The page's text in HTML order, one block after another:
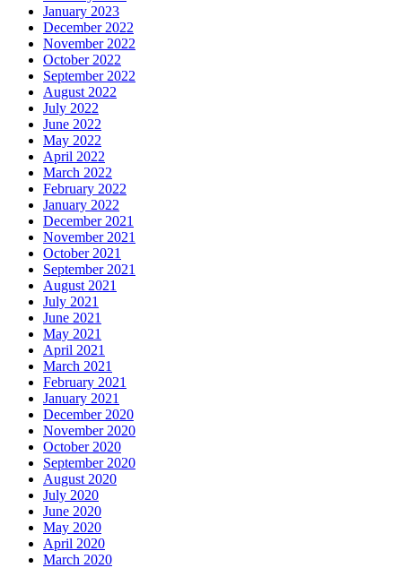
January 2023
December 2022
November 2022
October 2022
September 2022
August 2022
July 2022
June 2022
May 2022
April 2022
March 2022
February 2022
January 2022
December 2021
November 2021
October 2021
September 2021
August 2021
July 2021
June 2021
May 2021
April 2021
March 2021
February 2021
January 2021
December 2020
November 2020
October 2020
September 2020
August 2020
July 2020
June 2020
May 2020
April 2020
March 2020